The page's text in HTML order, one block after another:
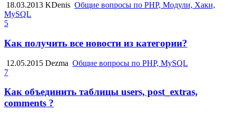
18.03.2013 KDenis Общие вопросы по PHP, Модули, Хаки,
MySQL
5
Как получить все новости из категории?
12.05.2015 Dezma Общие вопросы по PHP, MySQL
7
Как объединить таблицы users, post_extras,
comments ?